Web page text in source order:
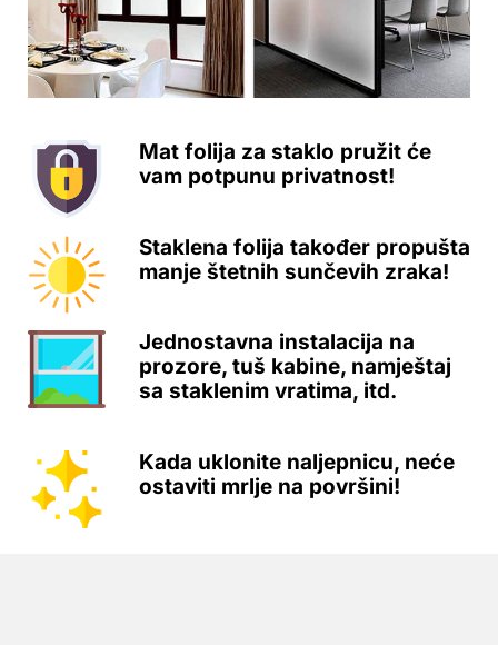
Mat folija za staklo pružit će
vam potpunu privatnost!
Staklena folija također propušta
manje štetnih sunčevih zraka!
Jednostavna instalacija na
prozore, tuš kabine, namještaj
sa staklenim vratima, itd.
Kada uklonite naljepnicu, neće
ostaviti mrlje na površini!